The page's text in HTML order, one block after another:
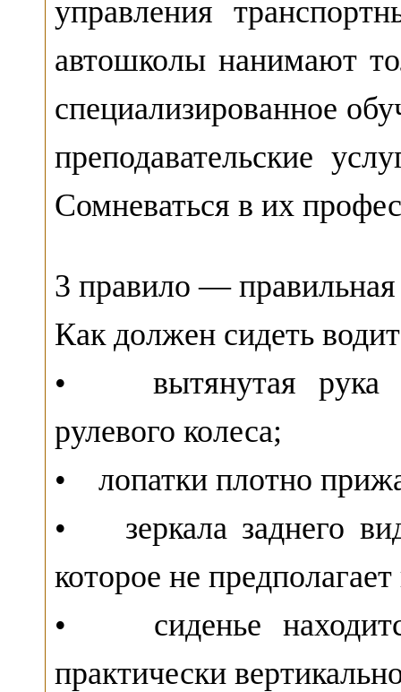
управления
автошколы нанимают
специализированное
преподавательские
Сомневаться в их
3 правило —
Как должен сидеть
• вытянутая рука
рулевого колеса;
• лопатки плотно
• зеркала заднего
которое не
• сиденье
практически